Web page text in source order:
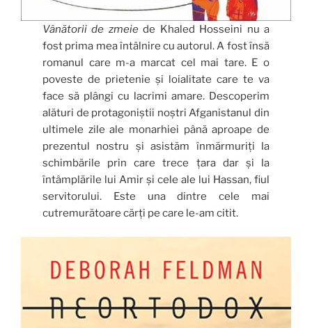
Vânătorii de zmeiede Khaled Hosseini nu a
fost prima mea întâlnire cu autorul. A fost însă
romanul care m-a marcat cel mai tare. E o
poveste de prietenie și loialitate care te va
face să plângi cu lacrimi amare. Descoperim
alături de protagoniștii noștri Afganistanul din
ultimele zile ale monarhiei până aproape de
prezentul nostru și asistăm înmărmuriți la
schimbările prin care trece țara dar și la
întâmplările lui Amir și cele ale lui Hassan, fiul
servitorului. Este una dintre cele mai
cutremurătoare cărți pe care le-am citit.